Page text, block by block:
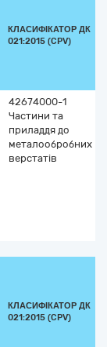
КЛАСИФІКАТОР ДК
021:2015 (CPV)
42674000-1
Частини та
приладдя до
металообробних
верстатів
КЛАСИФІКАТОР ДК
021:2015 (CPV)